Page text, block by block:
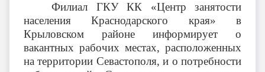
Филиал ГКУ КК «Центр занятости
населения Краснодарского края» в
Крыловском районе информирует о
вакантных рабочих местах, расположенных
на территории Севастополя, и о потребности